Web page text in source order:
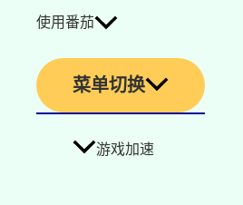
使用番茄
菜单切换
游戏加速